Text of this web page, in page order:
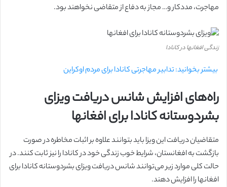
مهاجرت، مددکار و… مجاز به دفاع از متقاضی نخواهند بود.
زندگی افغانها در کانادا
بیشتر بخوانید: تدابیر مهاجرتی کانادا برای مردم اوکراین
راه‌های افزایش شانس دریافت ویزای
بشردوستانه کانادا برای افغانها
متقاضیان دریافت این ویزا باید بتوانند علاوه بر اثبات مخاطره در صورت
بازگشت به افغانستان، شرایط خوب زندگی خود در کانادا را نیز ثابت کنند. در
حالت کلی موارد زیر می‌توانند شانس دریافت ویزای بشردوستانه کانادا برای
افغانها را افزایش دهند.